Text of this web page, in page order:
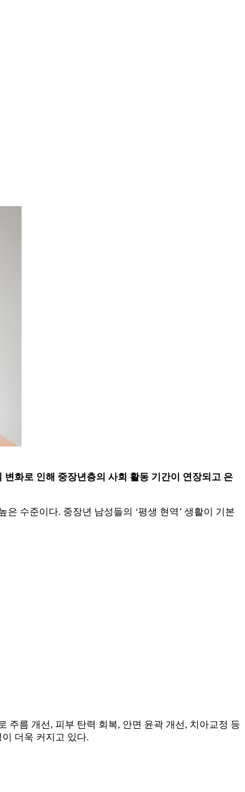
화로 인해 중장년층의 사회 활동 기간이 연장되고 은
은 수준이다. 중장년 남성들의 ‘평생 현역’ 생활이 기본
주름 개선, 피부 탄력 회복, 안면 윤곽 개선, 치아교정 등
더욱 커지고 있다.